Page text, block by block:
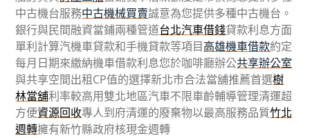
中古機台服務中古機械買賣誠意為您提供多種中古機台。
銀行與民間融資當鋪兩種管道台北汽車借錢貸款利息方面
單利計算汽機車貸款和手機貸款等項目高雄機車借款約定
每月日期來繳納機車借款利息您於咖啡廳辦公共享辦公室
與共享空間出租CP值的選擇新北市合法當舖推薦首選樹
林當舖利率較高用雙北地區汽車不限車齡輔導管理清運超
方便資源回收專人到府清運的廢棄物以最高服務品質竹北
週轉擁有新竹縣政府核現金週轉